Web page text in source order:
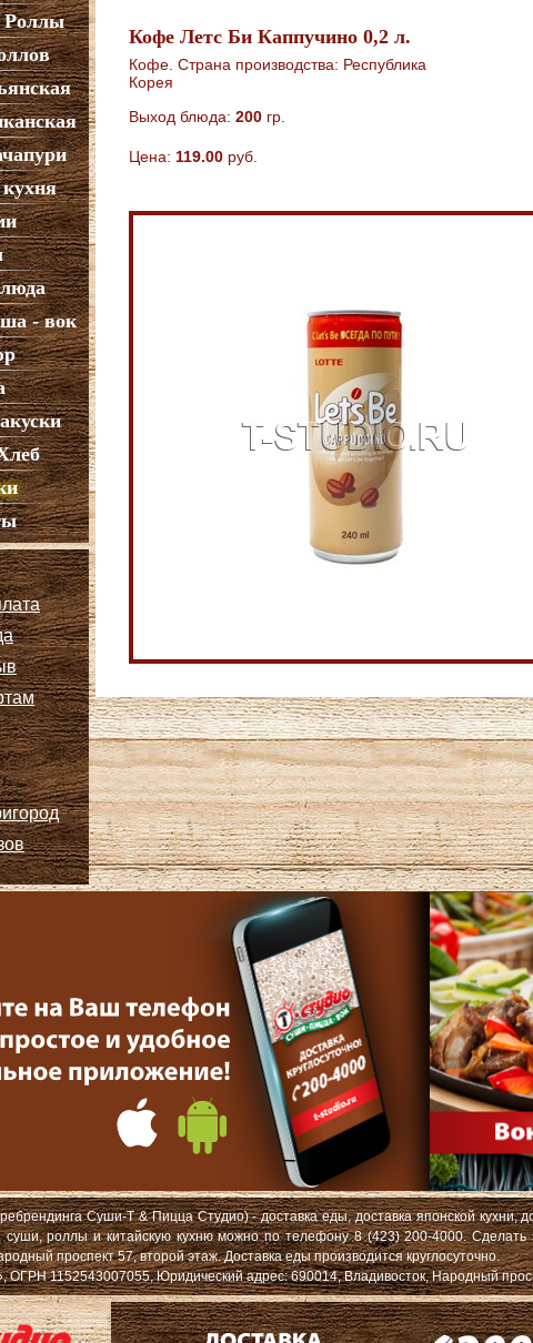
Кофе Летс Би Каппучино 0,2 л.
Кофе. Страна производства: Республика
Корея
Выход блюда: 200 гр.
Цена: 119.00 руб.
Роллы
- вок
Суши-Т & Пицца Студио) - доставка еды, доставка японской кухни,
суши, роллы и китайскую кухню можно по телефону 8 (423) 200-4000.
проспект 57, второй этаж. Доставка еды производится круглосуточно.
1152543007055, Юридический адрес: 690014, Владивосток, Народный